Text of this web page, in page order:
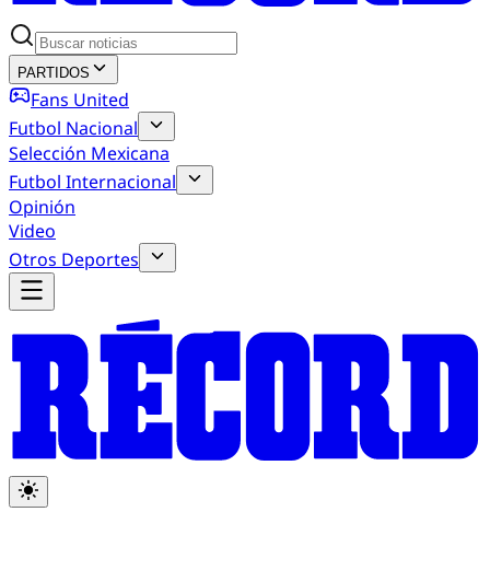
PARTIDOS
Fans United
Futbol Nacional
Selección Mexicana
Futbol Internacional
Opinión
Video
Otros Deportes